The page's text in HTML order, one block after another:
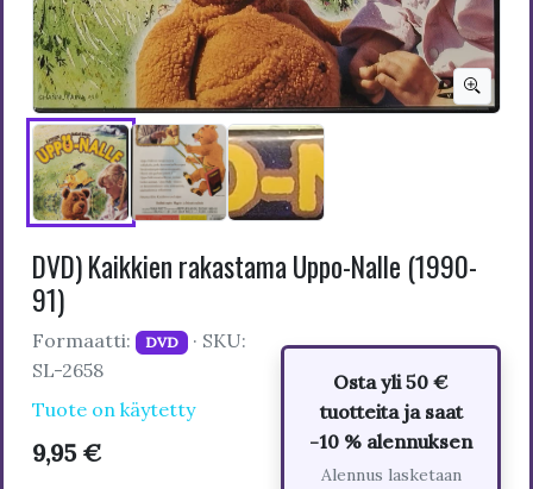
DVD) Kaikkien rakastama Uppo-Nalle (1990-
91)
Formaatti: DVD · SKU:
SL-2658
Tuote on käytetty
9,95 €
Osta yli 50 €
tuotteita ja saat
-10 % alennuksen
Alennus lasketaan